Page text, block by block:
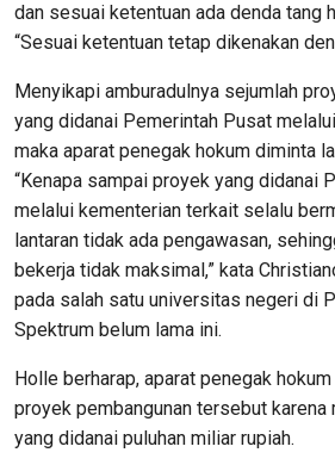
dan sesuai ketentuan ada denda tang
“Sesuai ketentuan tetap dikenakan
Menyikapi amburadulnya sejumlah
yang didanai Pemerintah Pusat
maka aparat penegak hokum diminta
“Kenapa sampai proyek yang didanai
melalui kementerian terkait selalu
lantaran tidak ada pengawasan,
bekerja tidak maksimal,” kata
pada salah satu universitas negeri di
Spektrum belum lama ini.
Holle berharap, aparat penegak
proyek pembangunan tersebut karena
yang didanai puluhan miliar rupiah.